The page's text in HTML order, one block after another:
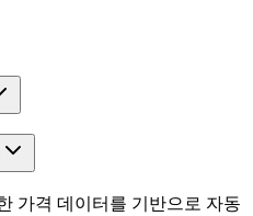
가격 데이터를 기반으로 자동